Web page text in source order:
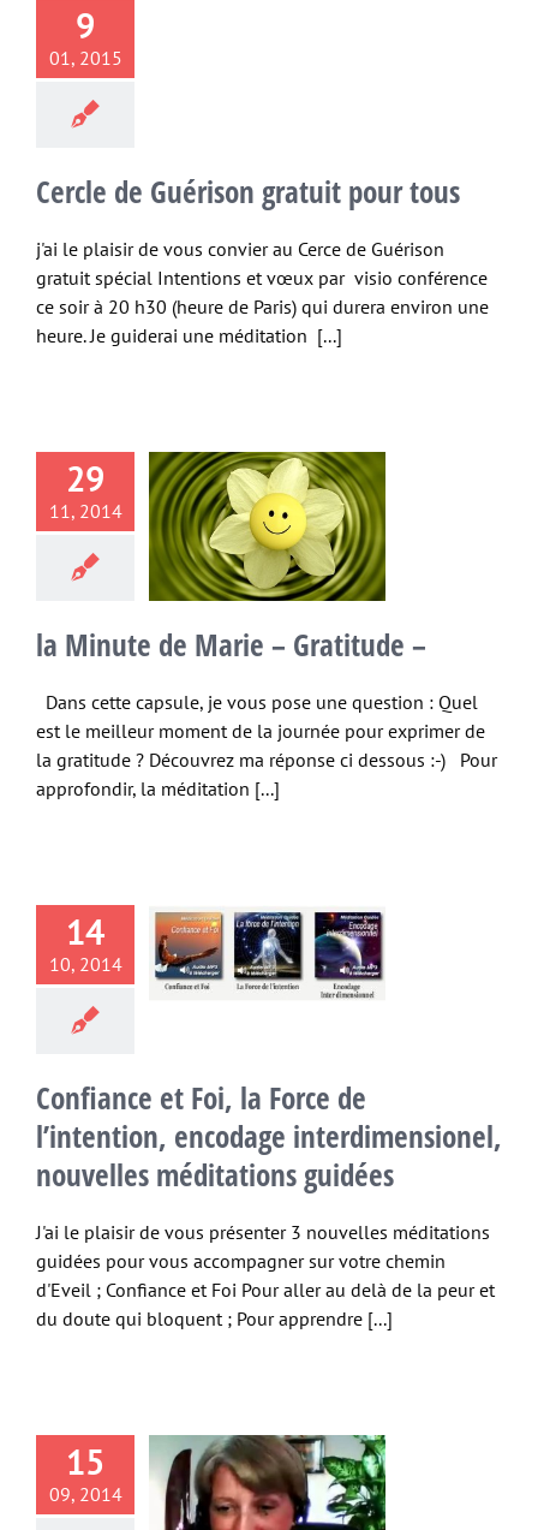
9
01, 2015
Cercle de Guérison gratuit pour tous
j'ai le plaisir de vous convier au Cerce de Guérison
gratuit spécial Intentions et vœux par visio conférence
ce soir à 20 h30 (heure de Paris) qui durera environ une
heure. Je guiderai une méditation [...]
29
11, 2014
de
Gratitude
la Minute de Marie – Gratitude –
Dans cette capsule, je vous pose une question : Quel
est le meilleur moment de la journée pour exprimer de
la gratitude ? Découvrez ma réponse ci dessous :-) Pour
approfondir, la méditation [...]
14
10, 2014
Confiance et Foi, la Force de
l’intention, encodage interdimensionel,
nouvelles méditations guidées
J'ai le plaisir de vous présenter 3 nouvelles méditations
guidées pour vous accompagner sur votre chemin
d'Eveil ; Confiance et Foi Pour aller au delà de la peur et
du doute qui bloquent ; Pour apprendre [...]
15
09, 2014
Stéphane